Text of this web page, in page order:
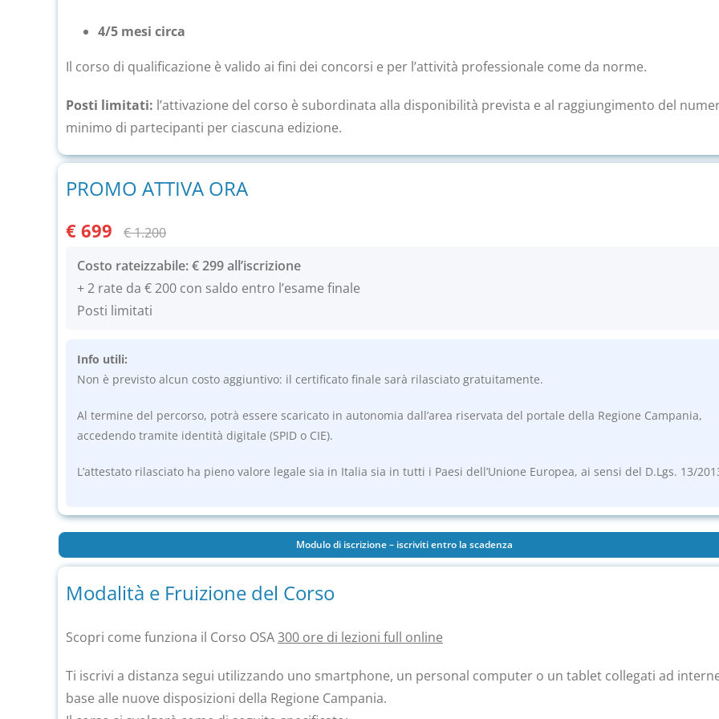
4/5 mesi circa
Il corso di qualificazione è valido ai fini dei concorsi e per l’attività professionale come da norme.
Posti limitati: l’attivazione del corso è subordinata alla disponibilità prevista e al raggiungimento del
minimo di partecipanti per ciascuna edizione.
PROMO ATTIVA ORA
€ 699
€ 1.200
Costo rateizzabile:€ 299 all’iscrizione
+ 2 rate da € 200 con saldo entro l’esame finale
Posti limitati
Info utili:
Non è previsto alcun costo aggiuntivo: il certificato finale sarà rilasciato gratuitamente.
Al termine del percorso, potrà essere scaricato in autonomia dall’area riservata del portale della Regione Campania,
accedendo tramite identità digitale (SPID o CIE).
L’attestato rilasciato ha pieno valore legale sia in Italia sia in tutti i Paesi dell’Unione Europea, ai sensi del D.Lgs. 13/
Modulo di iscrizione – iscriviti entro la scadenza
Modalità e Fruizione del Corso
Scopri come funziona il Corso OSA300 ore di lezioni full online
Ti iscrivi a distanza segui utilizzando uno smartphone, un personal computer o un tablet collegati ad
base alle nuove disposizioni della Regione Campania.